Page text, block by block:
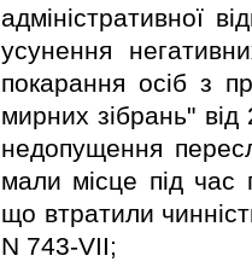
адмiнiстративної
усунення
покарання осiб з
мирних зiбрань" вiд
недопущення
мали мiсце пiд час
що втратили
N 743-VII;